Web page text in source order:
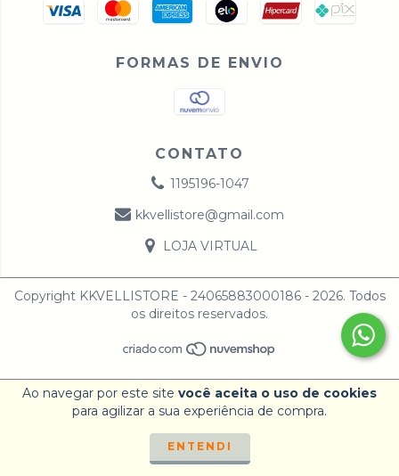
Ao navegar por este site você aceita o uso de cookies
para agilizar a sua experiência de compra.
ENTENDI
FORMAS DE ENVIO
CONTATO
1195196-1047
kkvellistore@gmail.com
LOJA VIRTUAL
Copyright KKVELLISTORE - 24065883000186 - 2026. Todos
os direitos reservados.